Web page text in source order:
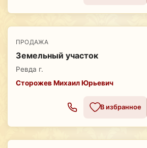
ПРОДАЖА
Земельный участок
Ревда г.
Сторожев Михаил Юрьевич
В избранное